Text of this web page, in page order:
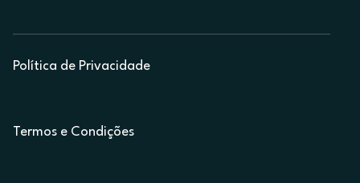
Política de Privacidade
Termos e Condições